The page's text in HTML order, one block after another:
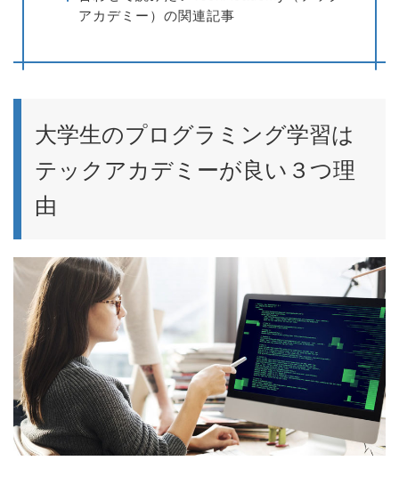
アカデミー）の関連記事
大学生のプログラミング学習は
テックアカデミーが良い３つ理
由